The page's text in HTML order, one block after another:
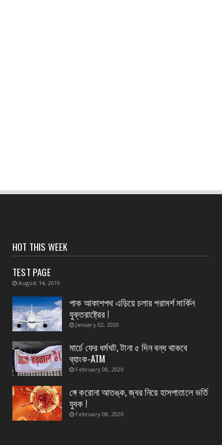
পাঁশকুড়া এক নম্বর গ্রাম পঞ্চায়েতের বোর্ড গঠন করলো
তমলুক থানার বড় সাফল্য চুরি হওয়া এলপিজি গ্যাস
সিলিন্ডার উদ্...
CONTACT
পাইপ লাইনের গ*র্তে পড়ে শিশুর মৃ*ত্যু, ঘটনাস্থলে
উপস্থিত মহি...
August 05, 2026
HOT THIS WEEK
TEST PAGE
August 14, 2019
পাক আকাশপথ এড়িয়ে চলার পরামর্শ মার্কিন
যুক্তরাষ্ট্রের !
January 02, 2020
মার্চে ফের ধর্মঘট, টানা ৫ দিন বন্ধ থাকবে
ব্যাংক-ATM
February 08, 2020
ঙ্গে করোনা আতঙ্ক, জ্বর নিয়ে হাসপাতালে ভর্তি
যুবক !
February 08, 2020